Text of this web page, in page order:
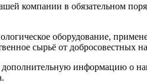
компании в обязательном
оборудование,
сырьё от добросовестных
информацию о